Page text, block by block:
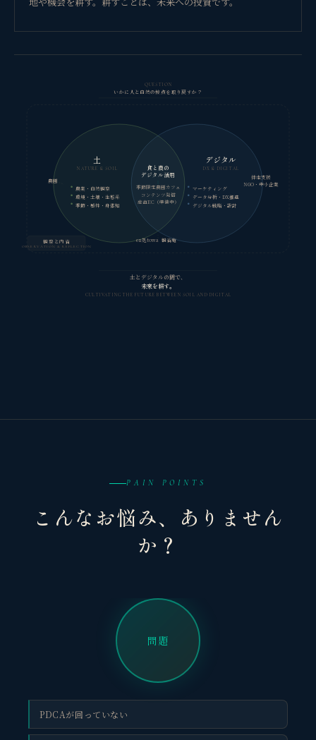
QUESTION
いかに人と自然の接点を取り戻すか？
観察と内省
OBSERVATION & REFLECTION
土
NATURE & SOIL
農業・自然観察
環境・土壌・生態系
季節・感性・身体知
デジタル
DX & DIGITAL
マーケティング
データ分析・DX推進
デジタル戦略・設計
食と農の
デジタル活用
季節限定農園カフェ
コンテンツ発信
産直EC（準備中）
農園
en処towa 観省庵
伴走支援
NGO・中小企業
土とデジタルの間で、
未来を耕す。
CULTIVATING THE FUTURE BETWEEN SOIL AND DIGITAL
PAIN POINTS
こんなお悩み、ありません
か？
問題
PDCAが回っていない